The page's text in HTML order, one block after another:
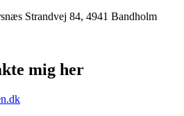
Strandvej 84, 4941 Bandholm
mig her